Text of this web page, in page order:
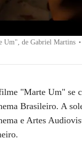
Um", de Gabriel Martins •
"Marte Um" se
Brasileiro. A
e Artes